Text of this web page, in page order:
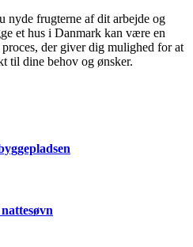
nyde frugterne af dit arbejde og
et hus i Danmark kan være en
der giver dig mulighed for at
til dine behov og ønsker.